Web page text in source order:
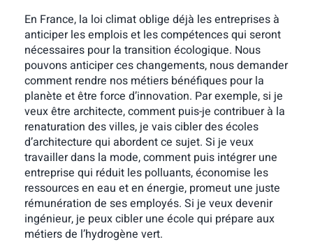
En France, la loi climat oblige déjà les entreprises à
anticiper les emplois et les compétences qui seront
nécessaires pour la transition écologique. Nous
pouvons anticiper ces changements, nous demander
comment rendre nos métiers bénéfiques pour la
planète et être force d’innovation. Par exemple, si je
veux être architecte, comment puis-je contribuer à la
renaturation des villes, je vais cibler des écoles
d’architecture qui abordent ce sujet. Si je veux
travailler dans la mode, comment puis intégrer une
entreprise qui réduit les polluants, économise les
ressources en eau et en énergie, promeut une juste
rémunération de ses employés. Si je veux devenir
ingénieur, je peux cibler une école qui prépare aux
métiers de l’hydrogène vert.